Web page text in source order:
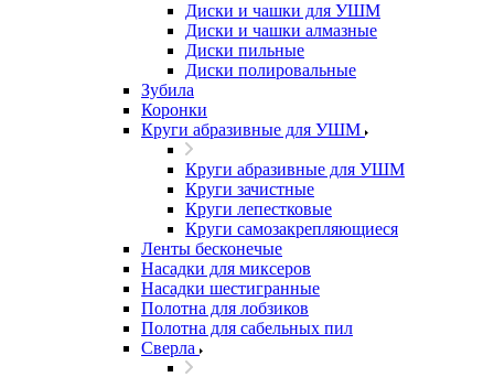
Диски и чашки для УШМ
Диски и чашки алмазные
Диски пильные
Диски полировальные
Зубила
Коронки
Круги абразивные для УШМ
Круги абразивные для УШМ
Круги зачистные
Круги лепестковые
Круги самозакрепляющиеся
Ленты бесконечые
Насадки для миксеров
Насадки шестигранные
Полотна для лобзиков
Полотна для сабельных пил
Сверла